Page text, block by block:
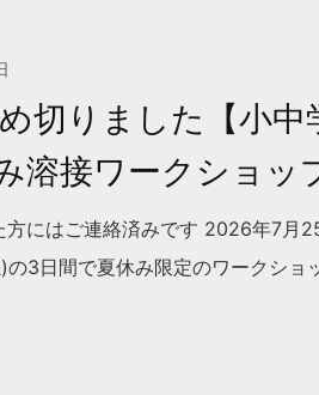
切りました【小中
溶接ワークショッ
方にはご連絡済みです 2026年7月
3日間で夏休み限定のワークショ